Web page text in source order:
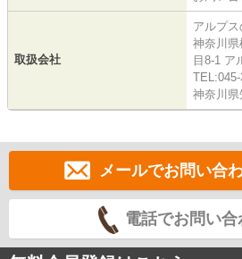
取扱会社
アルプ
神奈川
目8-1 ア
神奈川県
メールでお問い合
電話でお問い合